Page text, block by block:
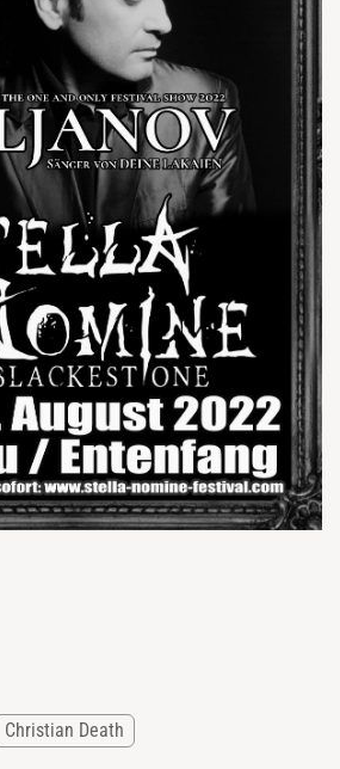
Christian Death